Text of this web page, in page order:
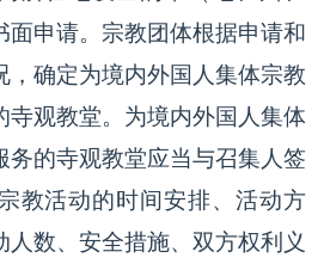
面申请。宗教团体根据申请和
，确定为境内外国人集体宗教
寺观教堂。为境内外国人集体
务的寺观教堂应当与召集人签
教活动的时间安排、活动方
人数、安全措施、双方权利义